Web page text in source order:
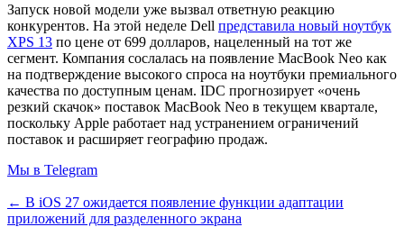
Запуск новой модели уже вызвал ответную реакцию
конкурентов. На этой неделе Dell представила новый ноутбук
XPS 13 по цене от 699 долларов, нацеленный на тот же
сегмент. Компания сослалась на появление MacBook Neo как
на подтверждение высокого спроса на ноутбуки премиального
качества по доступным ценам. IDC прогнозирует «очень
резкий скачок» поставок MacBook Neo в текущем квартале,
поскольку Apple работает над устранением ограничений
поставок и расширяет географию продаж.
Мы в Telegram
← В iOS 27 ожидается появление функции адаптации
приложений для разделенного экрана